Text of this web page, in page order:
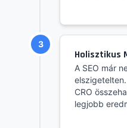
3
Holisztikus
A SEO már
CRO
legjobb